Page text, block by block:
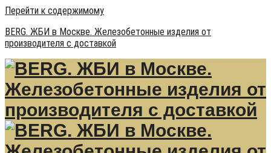
Перейти к содержимому
BERG. ЖБИ в Москве. Железобетонные изделия от
производителя с доставкой